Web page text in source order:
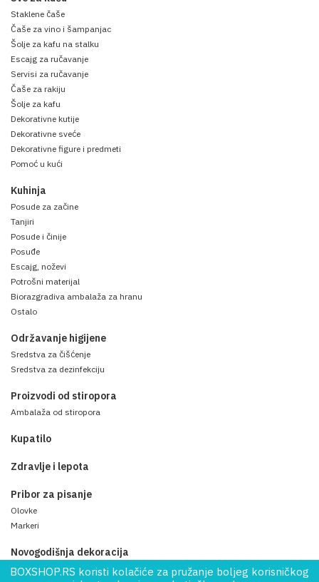
Staklene čaše
Čaše za vino i šampanjac
Šolje za kafu na stalku
Escajg za ručavanje
Servisi za ručavanje
Čaše za rakiju
Šolje za kafu
Dekorativne kutije
Dekorativne sveće
Dekorativne figure i predmeti
Pomoć u kući
Kuhinja
Posude za začine
Tanjiri
Posude i činije
Posuđe
Escajg, noževi
Potrošni materijal
Biorazgradiva ambalaža za hranu
Ostalo
Održavanje higijene
Sredstva za čišćenje
Sredstva za dezinfekciju
Proizvodi od stiropora
Ambalaža od stiropora
Kupatilo
Zdravlje i lepota
Pribor za pisanje
Olovke
Markeri
Novogodišnja dekoracija
BOXSHOP.RS koristi kolačiće za pružanje boljeg korisničkog